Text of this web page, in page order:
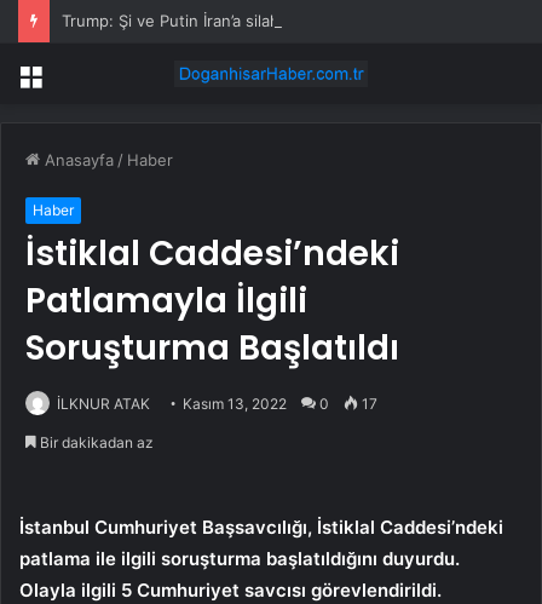
Trump: Şi ve Putin İran’a silah satmayacaklarını söyledi
Menü
Anasayfa / Haber
Haber
İstiklal Caddesi’ndeki
Patlamayla İlgili
Soruşturma Başlatıldı
İLKNUR ATAK Kasım 13, 2022 0 17
Bir dakikadan az
İstanbul Cumhuriyet Başsavcılığı, İstiklal Caddesi’ndeki
patlama ile ilgili soruşturma başlatıldığını duyurdu.
Olayla ilgili 5 Cumhuriyet savcısı görevlendirildi.